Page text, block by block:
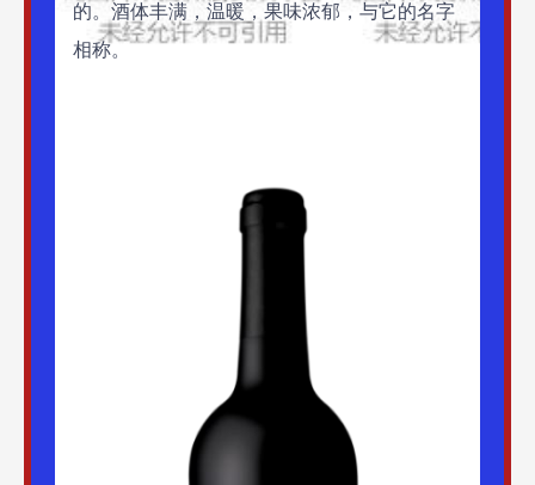
的。酒体丰满，温暖，果味浓郁，与它的名字
相称。